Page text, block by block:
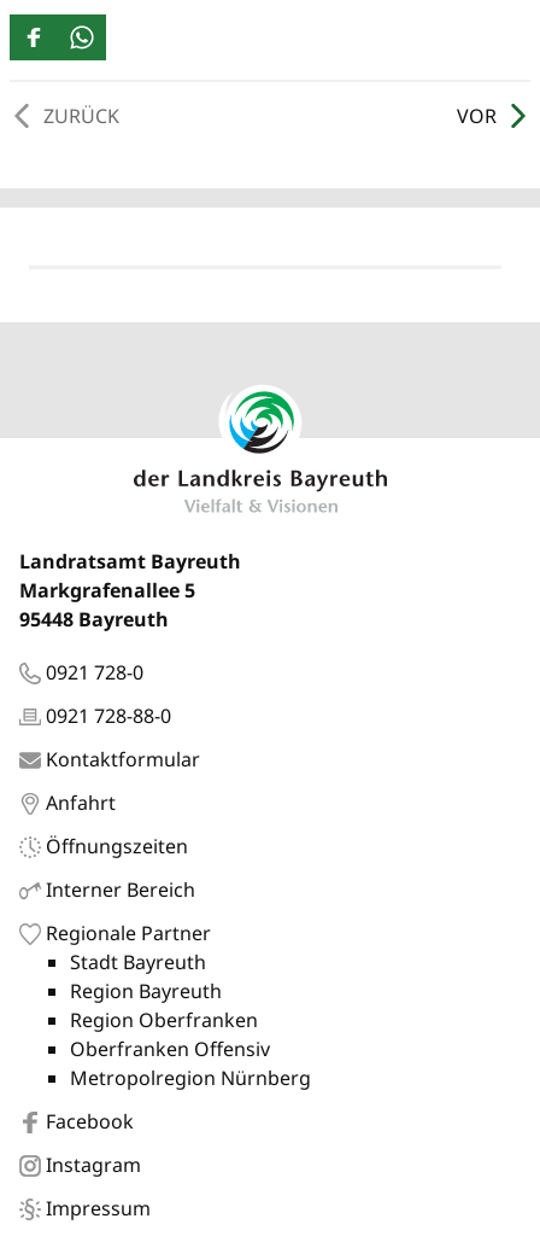
VOR
ZURÜCK
Landratsamt Bayreuth
Markgrafenallee 5
95448 Bayreuth
0921 728-0
0921 728-88-0
Kontaktformular
Anfahrt
Öffnungszeiten
Interner Bereich
Regionale Partner
Stadt Bayreuth
Region Bayreuth
Region Oberfranken
Oberfranken Offensiv
Metropolregion Nürnberg
Facebook
Instagram
Impressum